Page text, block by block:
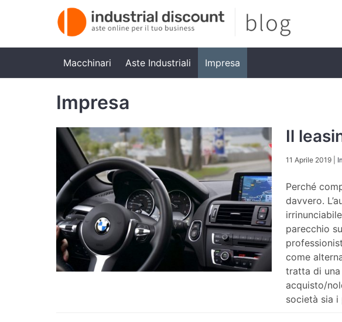
Macchinari Aste Industriali Impresa
Impresa
Il
11 Aprile 2019
Perché
davvero.
parecchio
come
tratta di
acquisto/
società sia